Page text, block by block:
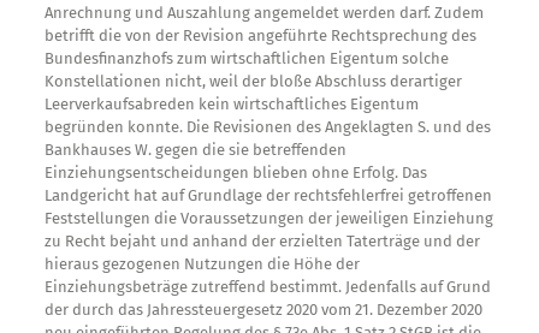
Anrechnung und Auszahlung angemeldet werden darf. Zudem
betrifft die von der Revision angeführte Rechtsprechung des
Bundesfinanzhofs zum wirtschaftlichen Eigentum solche
Konstellationen nicht, weil der bloße Abschluss derartiger
Leerverkaufsabreden kein wirtschaftliches Eigentum
begründen konnte. Die Revisionen des Angeklagten S. und des
Bankhauses W. gegen die sie betreffenden
Einziehungsentscheidungen blieben ohne Erfolg. Das
Landgericht hat auf Grundlage der rechtsfehlerfrei getroffenen
Feststellungen die Voraussetzungen der jeweiligen Einziehung
zu Recht bejaht und anhand der erzielten Taterträge und der
hieraus gezogenen Nutzungen die Höhe der
Einziehungsbeträge zutreffend bestimmt. Jedenfalls auf Grund
der durch das Jahressteuergesetz 2020 vom 21. Dezember 2020